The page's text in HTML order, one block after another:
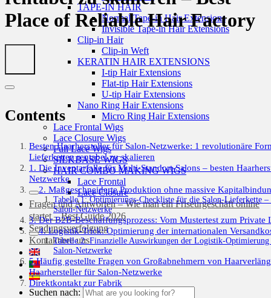
TAPE-IN HAIR
Normal Tape-in Hair Extensions
Invisible Tape-in Hair Extensions
Clip-in Hair
Clip-in Weft
KERATIN HAIR EXTENSIONS
I-tip Hair Extensions
Flat-tip Hair Extensions
U-tip Hair Extensions
Nano Ring Hair Extensions
Micro Ring Hair Extensions
Lace Frontal Wigs
Lace Closure Wigs
Full Lace Wigs
SILKBASE WIGS
HAIR COMBO MAKING WIGS
Lace Frontal
Lace Closure
Fragen und Antworten – Wie man ein Friseurgeschäft online
startet – Best Guide 2026
Sendungsverfolgung
Kontaktiere uns
Suchen nach:
Place of Reliable Hair Factory
Contents
Besten Haarhersteller für Salon-Netzwerke: 1 revolutionäre
Lieferketten rentabel zu skalieren
1. Die Inventarfalle für Multi-Standort-Salons – besten
Netzwerke
2. Maßgeschneiderte Produktion ohne massive
Tabelle 1: Optimierungs-Checkliste für die Salon-Lieferkette –
Salon-Netzwerke
3. Der B2B-Beschaffungsprozess: Vom Mustertest zum Private
4. Logistik-Trick: Optimierung der internationalen
Tabelle 2: Finanzielle Auswirkungen der Logistik-Optimierung
Salon-Netzwerke
5.Häufig gestellte Fragen von Großabnehmern von
Haarhersteller für Salon-Netzwerke
Direktkontakt zur Fabrik